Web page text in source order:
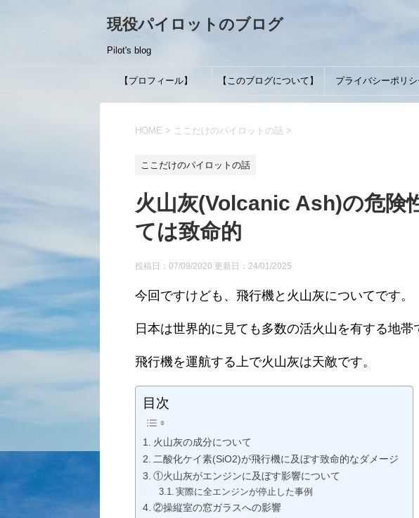
現役パイロットのブログ
Pilot's blog
【プロフィール】 【このブログについて】 プライバシーポリシ
HOME > ここだけのパイロットの話 >
ここだけのパイロットの話
火山灰(Volcanic Ash)の危険
ては致命的
投稿日：07/09/2020 更新日： 24/01/2025
今回ですけども、飛行機と火山灰についてです。
日本は世界的に見ても多数の活火山を有する地帯
飛行機を運航する上で火山灰は天敵です。
目次
火山灰の成分について
二酸化ケイ素(SiO2)が飛行機に及ぼす致命的なダメージ
①火山灰がエンジンに及ぼす影響について
実際に全エンジンが停止した事例
②操縦室の窓ガラスへの影響